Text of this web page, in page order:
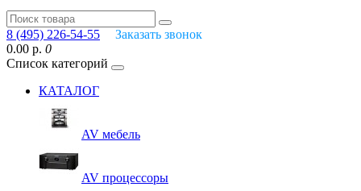
8 (495) 226-54-55
Заказать звонок
0.00 р. 0
Список категорий
КАТАЛОГ
AV мебель
AV процессоры